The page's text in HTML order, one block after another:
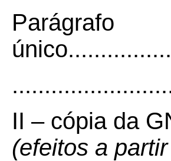
Parágrafo
II – cópia da
(efeitos a